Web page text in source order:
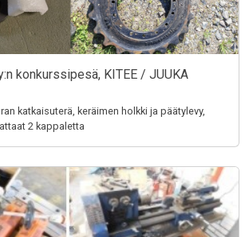
konkurssipesä, KITEE / JUUKA
katkaisuterä, keräimen holkki ja päätylevy,
2 kappaletta